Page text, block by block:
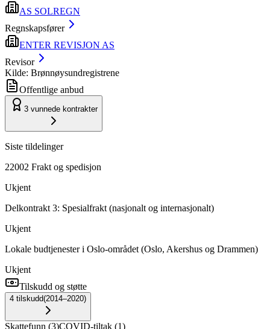
AS SOLREGN
Regnskapsfører
ENTER REVISJON AS
Revisor
Kilde: Brønnøysundregistrene
Offentlige anbud
3 vunnede kontrakter
Siste tildelinger
22002 Frakt og spedisjon
Ukjent
Delkontrakt 3: Spesialfrakt (nasjonalt og internasjonalt)
Ukjent
Lokale budtjenester i Oslo-området (Oslo, Akershus og Drammen)
Ukjent
Tilskudd og støtte
4 tilskudd(2014–2020)
Skattefunn (3)COVID-tiltak (1)